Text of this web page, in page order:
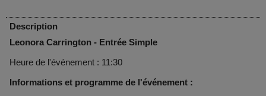
Description
Leonora Carrington - Entrée Simple
Heure de l'événement : 11:30
Informations et programme de l'événement :